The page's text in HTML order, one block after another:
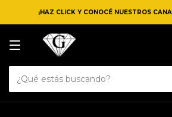
¡HAZ CLICK Y CONOCÉ NUESTROS